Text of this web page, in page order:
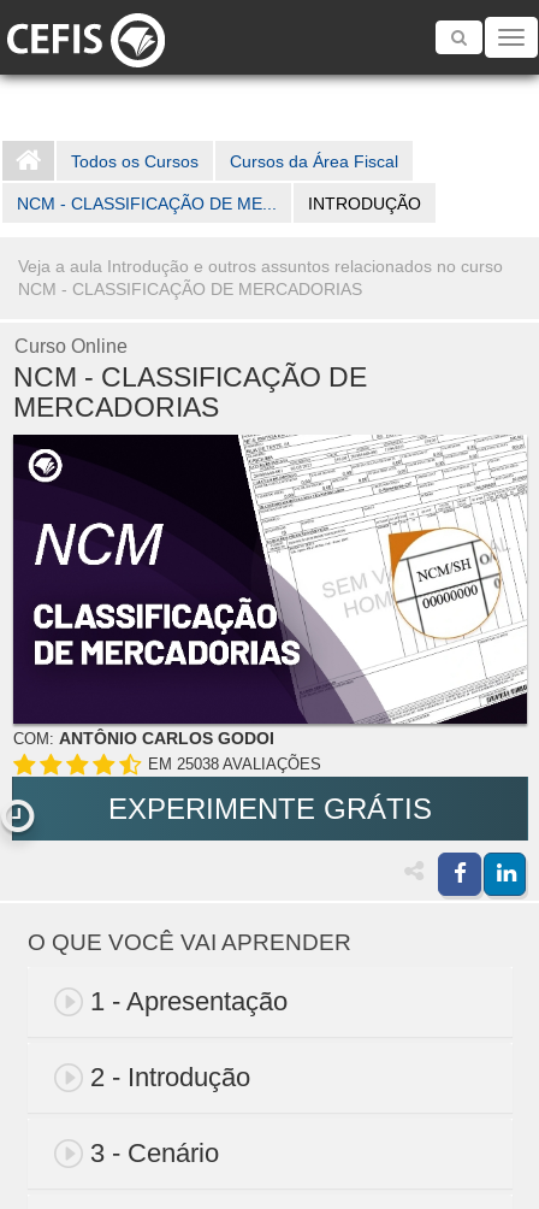
Toggle
Todos os Cursos Cursos da Área Fiscal
NCM - CLASSIFICAÇÃO DE ME... INTRODUÇÃO
Veja a aula Introdução e outros assuntos relacionados no curso
NCM - CLASSIFICAÇÃO DE MERCADORIAS
Curso Online
NCM - CLASSIFICAÇÃO DE
MERCADORIAS
COM: ANTÔNIO CARLOS GODOI
EM 25038 AVALIAÇÕES
EXPERIMENTE GRÁTIS
O QUE VOCÊ VAI APRENDER
1 - Apresentação
2 - Introdução
3 - Cenário